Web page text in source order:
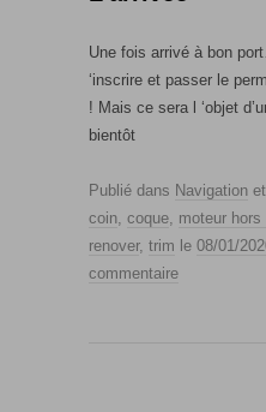
Une fois arrivé à bon
‘inscrire et passer le
! Mais ce sera l ‘objet
bientôt
Publié dans Navigation
coin, coque, moteur hors
renover, trim le 08/01/
commentaire